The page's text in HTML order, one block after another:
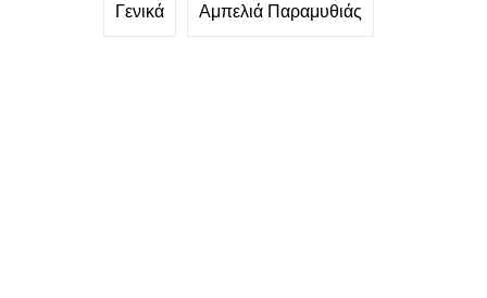
Γενικά Αμπελιά Παραμυθιάς